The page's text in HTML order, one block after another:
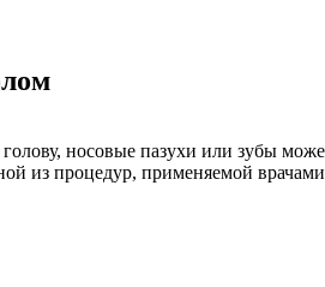
носовые пазухи или зубы
из процедур, применяемой